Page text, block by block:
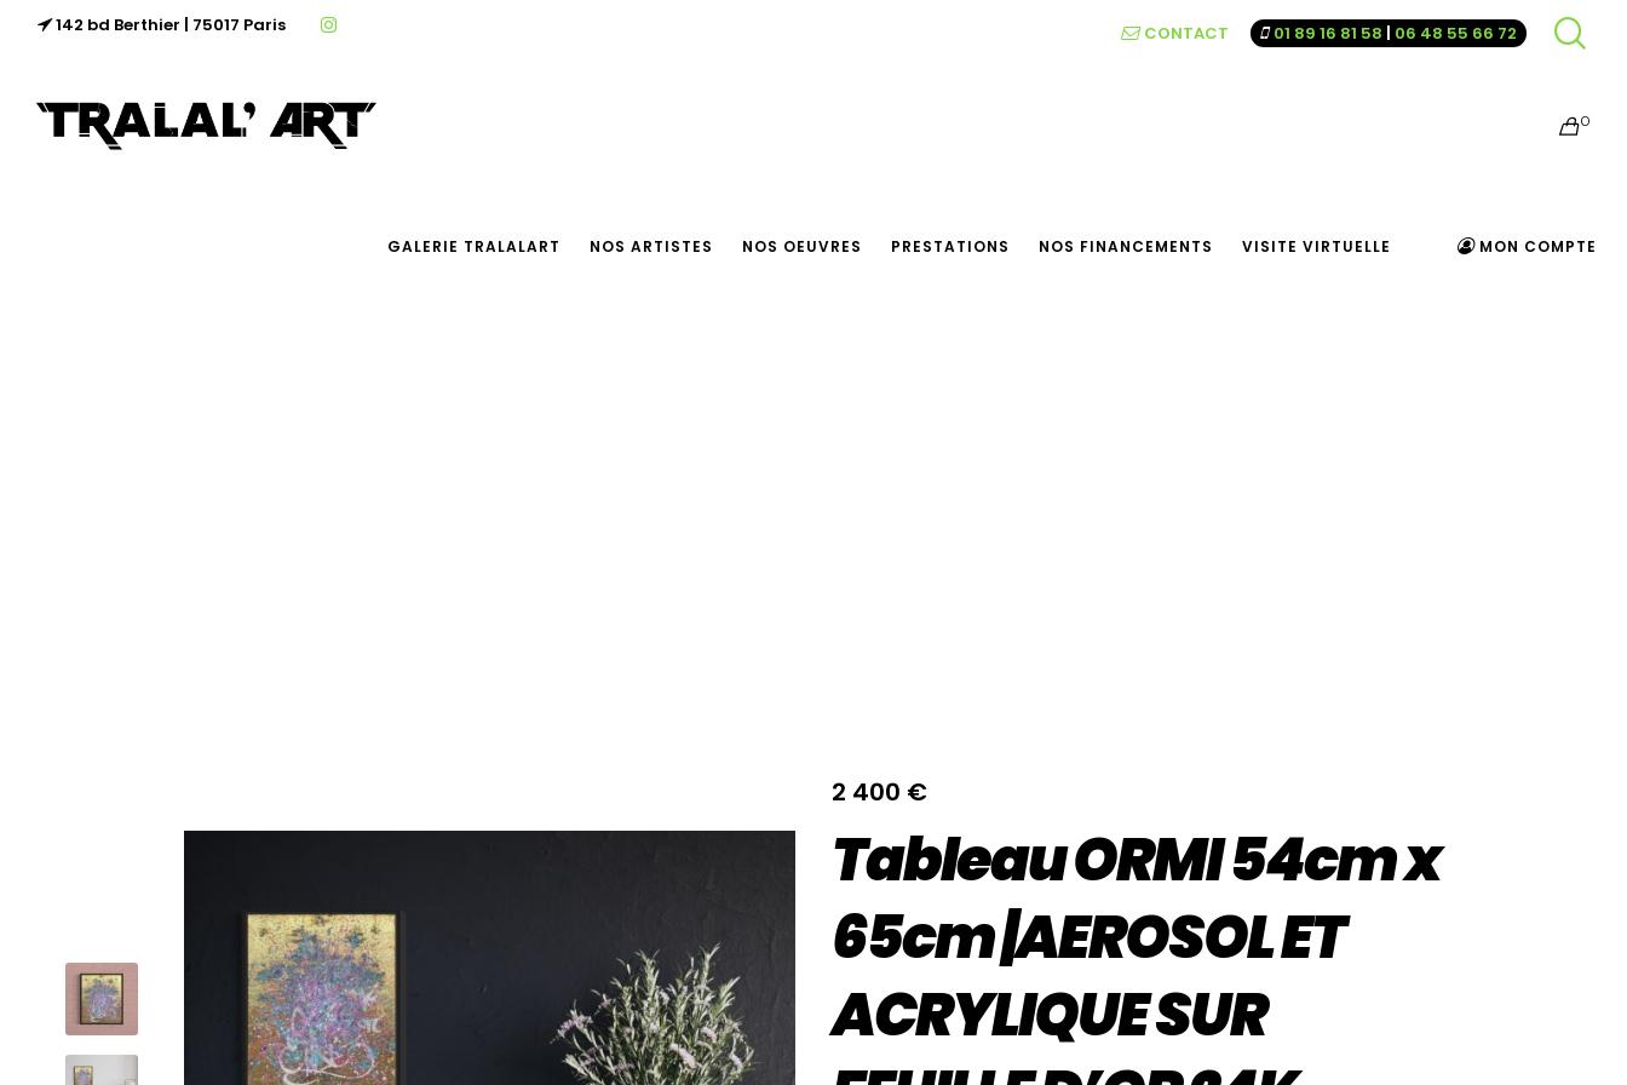
142 bd Berthier | 75017 Paris CONTACT 01 89 16 81 58 | 06 48 55 66 72
0
GALERIE TRALALART NOS ARTISTES NOS OEUVRES PRESTATIONS NOS FINANCEMENTS VISITE VIRTUELLE MON COMPTE
2 400 €
Tableau ORMI 54cm x
65cm |AEROSOL ET
ACRYLIQUE SUR